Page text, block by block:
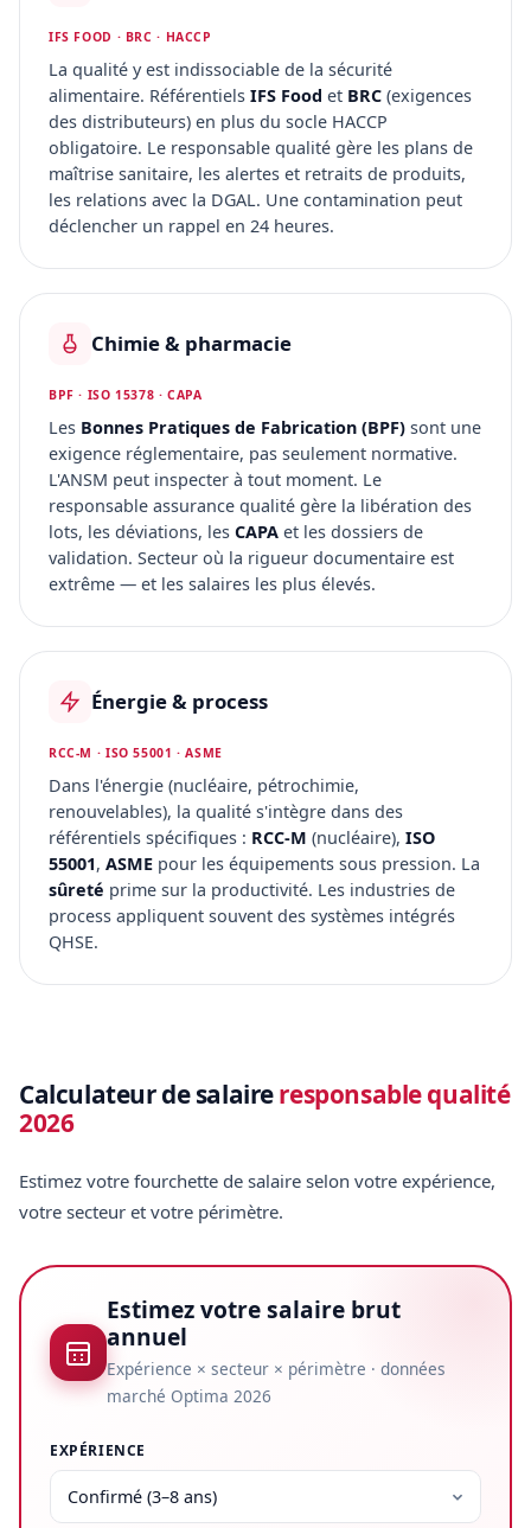
IFS FOOD · BRC · HACCP
La qualité y est indissociable de la sécurité
alimentaire. Référentiels IFS Food et BRC (exigences
des distributeurs) en plus du socle HACCP
obligatoire. Le responsable qualité gère les plans de
maîtrise sanitaire, les alertes et retraits de produits,
les relations avec la DGAL. Une contamination peut
déclencher un rappel en 24 heures.
Chimie & pharmacie
BPF · ISO 15378 · CAPA
Les Bonnes Pratiques de Fabrication (BPF) sont une
exigence réglementaire, pas seulement normative.
L'ANSM peut inspecter à tout moment. Le
responsable assurance qualité gère la libération des
lots, les déviations, les CAPA et les dossiers de
validation. Secteur où la rigueur documentaire est
extrême — et les salaires les plus élevés.
Énergie & process
RCC-M · ISO 55001 · ASME
Dans l'énergie (nucléaire, pétrochimie,
renouvelables), la qualité s'intègre dans des
référentiels spécifiques : RCC-M (nucléaire), ISO
55001, ASME pour les équipements sous pression. La
sûreté prime sur la productivité. Les industries de
process appliquent souvent des systèmes intégrés
QHSE.
Calculateur de salaireresponsable qualité
2026
Estimez votre fourchette de salaire selon votre expérience,
votre secteur et votre périmètre.
Estimez votre salaire brut
annuel
Expérience × secteur × périmètre · données
marché Optima 2026
EXPÉRIENCE